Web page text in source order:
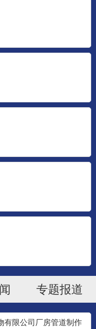
专题报道
有限公司厂房管道制作